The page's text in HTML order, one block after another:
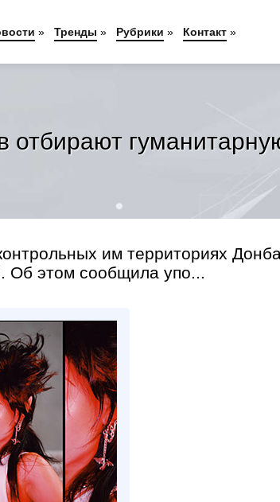
им территориях
Об этом сообщила упо...
» Тренды » Рубрики » Контакт »